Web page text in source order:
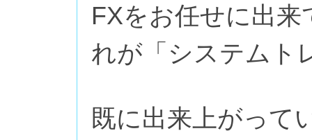
FXをお任せに出
れが「システムト
既に出来上がって